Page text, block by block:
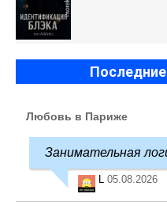
Любовь в Париже
Занимательная
L 05.08.2026